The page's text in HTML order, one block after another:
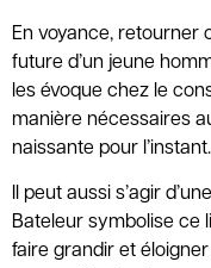
En voyance, retourner
future d’un jeune
les évoque chez le
manière nécessaires
naissante pour l’instant.
Il peut aussi s’agir
Bateleur symbolise ce
faire grandir et